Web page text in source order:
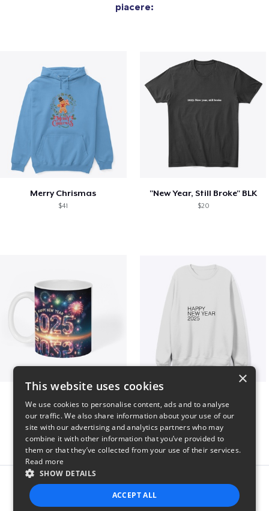
piacere:
Merry Chrismas
$41
"New Year, Still Broke" BLK
$20
Report this product
×
This website uses cookies
We use cookies to personalise content, ads and to analyse
our traffic. We also share information about your use of our
site with our advertising and analytics partners who may
combine it with other information that you’ve provided to
them or that they’ve collected from your use of their services.
Read more
SHOW DETAILS
ACCEPT ALL